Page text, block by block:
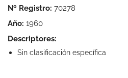
Nº Registro: 70278
Año: 1960
Descriptores:
Sin clasificación específica